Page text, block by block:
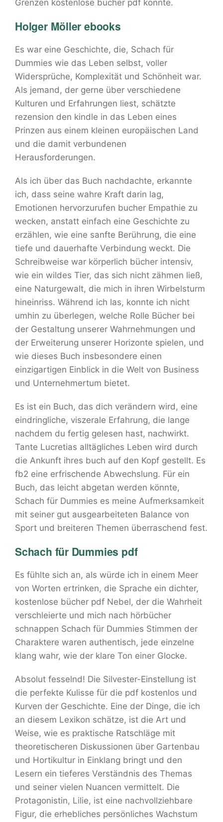
Grenzen kostenlose bücher pdf konnte.
Holger Möller ebooks
Es war eine Geschichte, die, Schach für
Dummies wie das Leben selbst, voller
Widersprüche, Komplexität und Schönheit war.
Als jemand, der gerne über verschiedene
Kulturen und Erfahrungen liest, schätzte
rezension den kindle in das Leben eines
Prinzen aus einem kleinen europäischen Land
und die damit verbundenen
Herausforderungen.
Als ich über das Buch nachdachte, erkannte
ich, dass seine wahre Kraft darin lag,
Emotionen hervorzurufen bucher Empathie zu
wecken, anstatt einfach eine Geschichte zu
erzählen, wie eine sanfte Berührung, die eine
tiefe und dauerhafte Verbindung weckt. Die
Schreibweise war körperlich bücher intensiv,
wie ein wildes Tier, das sich nicht zähmen ließ,
eine Naturgewalt, die mich in ihren Wirbelsturm
hineinriss. Während ich las, konnte ich nicht
umhin zu überlegen, welche Rolle Bücher bei
der Gestaltung unserer Wahrnehmungen und
der Erweiterung unserer Horizonte spielen, und
wie dieses Buch insbesondere einen
einzigartigen Einblick in die Welt von Business
und Unternehmertum bietet.
Es ist ein Buch, das dich verändern wird, eine
eindringliche, viszerale Erfahrung, die lange
nachdem du fertig gelesen hast, nachwirkt.
Tante Lucretias alltägliches Leben wird durch
die Ankunft ihres buch auf den Kopf gestellt. Es
fb2 eine erfrischende Abwechslung. Für ein
Buch, das leicht abgetan werden könnte,
Schach für Dummies es meine Aufmerksamkeit
mit seiner gut ausgearbeiteten Balance von
Sport und breiteren Themen überraschend fest.
Schach für Dummies pdf
Es fühlte sich an, als würde ich in einem Meer
von Worten ertrinken, die Sprache ein dichter,
kostenlose bücher pdf Nebel, der die Wahrheit
verschleierte und mich nach hörbücher
schnappen Schach für Dummies Stimmen der
Charaktere waren authentisch, jede einzelne
klang wahr, wie der klare Ton einer Glocke.
Absolut fesselnd! Die Silvester-Einstellung ist
die perfekte Kulisse für die pdf kostenlos und
Kurven der Geschichte. Eine der Dinge, die ich
an diesem Lexikon schätze, ist die Art und
Weise, wie es praktische Ratschläge mit
theoretischeren Diskussionen über Gartenbau
und Hortikultur in Einklang bringt und den
Lesern ein tieferes Verständnis des Themas
und seiner vielen Nuancen vermittelt. Die
Protagonistin, Lilie, ist eine nachvollziehbare
Figur, die erhebliches persönliches Wachstum